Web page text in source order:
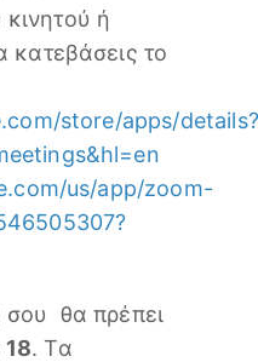
ή
κατεβάσεις το
store/apps/details?
us/app/zoom-
σου θα πρέπει
. Τα